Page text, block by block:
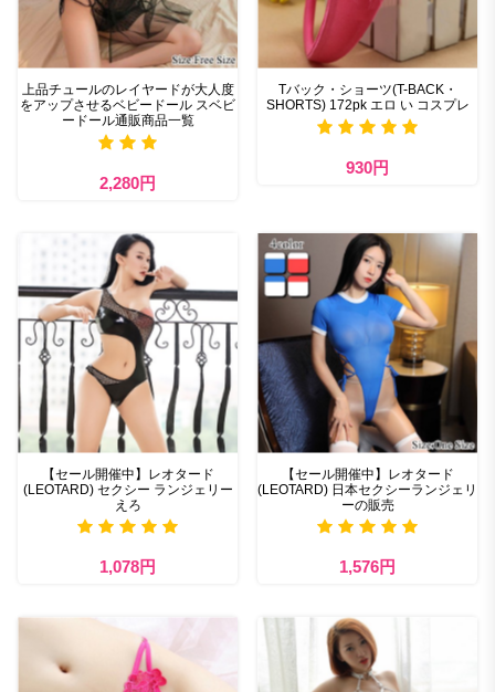
上品チュールのレイヤードが大人度
をアップさせるベビードール スベビ
ードール通販商品一覧
2,280円
Tバック・ショーツ(T-BACK・
SHORTS) 172pk エロ い コスプレ
930円
【セール開催中】レオタード
(LEOTARD) セクシー ランジェリー
えろ
1,078円
【セール開催中】レオタード
(LEOTARD) 日本セクシーランジェリ
ーの販売
1,576円